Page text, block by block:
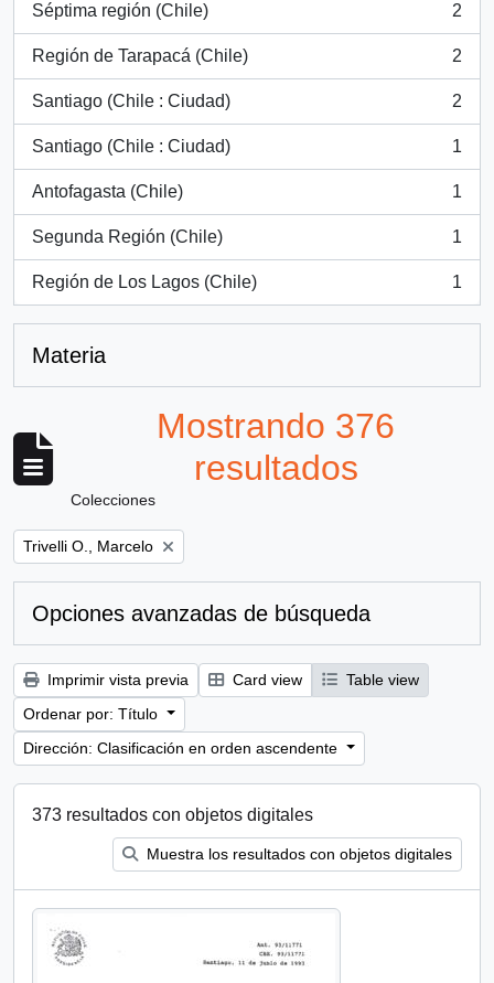
Séptima región (Chile)
, 2 resultados
2
Región de Tarapacá (Chile)
, 2 resultados
2
Santiago (Chile : Ciudad)
, 2 resultados
2
Santiago (Chile : Ciudad)
, 1 resultados
1
Antofagasta (Chile)
, 1 resultados
1
Segunda Región (Chile)
, 1 resultados
1
Región de Los Lagos (Chile)
, 1 resultados
1
Materia
Mostrando 376
resultados
Colecciones
Remove filter:
Trivelli O., Marcelo
Opciones avanzadas de búsqueda
Imprimir vista previa Card view
Table view
Ordenar por: Título
Dirección: Clasificación en orden ascendente
373 resultados con objetos digitales
Muestra los resultados con objetos digitales